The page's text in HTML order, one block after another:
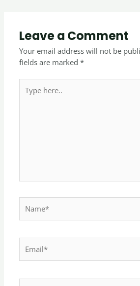
Leave a Comment
Your email address will not be
fields are marked*